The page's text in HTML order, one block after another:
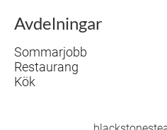
Avdelningar
Sommarjobb
Restaurang
Kök